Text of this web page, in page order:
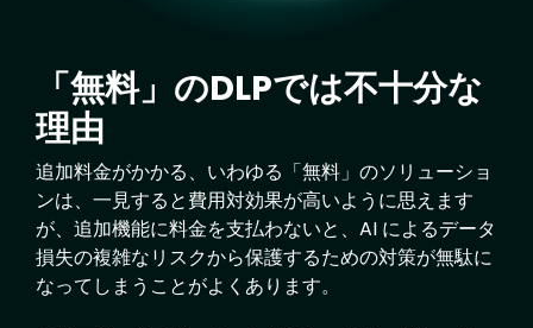
「無料」のDLPでは不十分な
理由
追加料金がかかる、いわゆる「無料」のソリューショ
ンは、一見すると費用対効果が高いように思えます
が、追加機能に料金を支払わないと、AI によるデータ
損失の複雑なリスクから保護するための対策が無駄に
なってしまうことがよくあります。